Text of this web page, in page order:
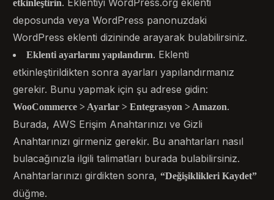
etkinleştirin
deposunda veya WordPress panonuzdaki
WordPress eklenti dizininde arayarak bulabilirsiniz.
Eklenti ayarlarını yapılandırın. Eklenti
etkinleştirildikten sonra ayarları yapılandırmanız
gerekir. Bunu yapmak için şu adrese gidin:
WooCommerce > Ayarlar > Entegrasyon > Amazon.
Burada, AWS Erişim Anahtarınızı ve Gizli
Anahtarınızı girmeniz gerekir. Bu anahtarları nasıl
bulacağınızla ilgili talimatları burada bulabilirsiniz.
Anahtarlarınızı girdikten sonra,“Değişiklikleri Kaydet”
düğme.